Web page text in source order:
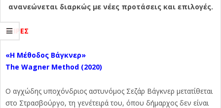
ανανεώνεται διαρκώς με νέες προτάσεις και επιλογές.
ΣΕΙΡΕΣ
«Η Μέθοδος Βάγκνερ»
The Wagner Method (2020)
Ο αγχώδης υποχόνδριος αστυνόμος Σεζάρ Βάγκνερ μετατίθεται
στο Στρασβούργο, τη γενέτειρά του, όπου δήμαρχος δεν είναι